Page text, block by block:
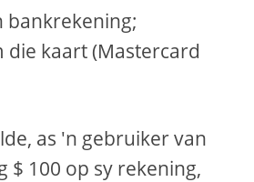
bankrekening;
die kaart (Mastercard
as 'n gebruiker van
$ 100 op sy rekening,